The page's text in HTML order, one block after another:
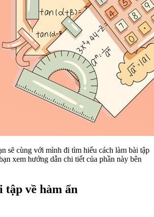
sẽ cùng với mình đi tìm hiểu cách làm bài tập
xem hướng dẫn chi tiết của phần này bên
tập về hàm ẩn